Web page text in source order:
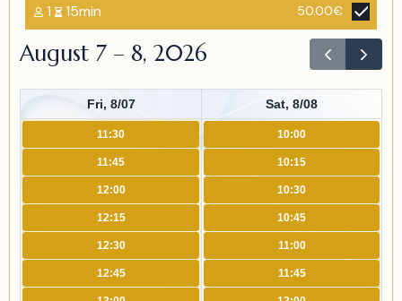
1 15min 50.00€
August 7 – 8, 2026
Fri, 8/07 Sat, 8/08
11:30
11:45
12:00
12:15
12:30
12:45
10:00
10:15
10:30
10:45
11:00
11:45